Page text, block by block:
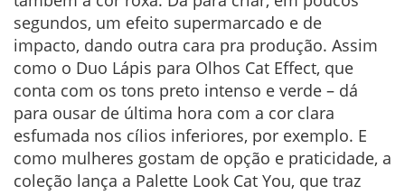
segundos, um efeito supermarcado e de
impacto, dando outra cara pra produção. Assim
como o Duo Lápis para Olhos Cat Effect, que
conta com os tons preto intenso e verde – dá
para ousar de última hora com a cor clara
esfumada nos cílios inferiores, por exemplo. E
como mulheres gostam de opção e praticidade, a
coleção lança a Palette Look Cat You, que traz